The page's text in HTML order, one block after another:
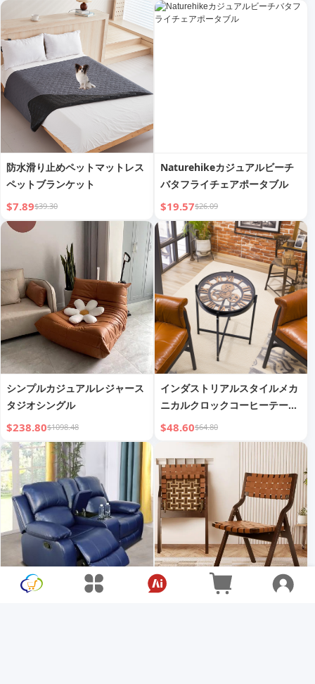
防水滑り止めペットマットレス
ペットブランケット
$7.89$39.30
Naturehikeカジュアルビーチ
バタフライチェアポータブル
$19.57$26.09
シンプルカジュアルレジャース
タジオシングル
$238.80$1098.48
インダストリアルスタイルメカ
ニカルクロックコーヒーテーブ
ル
$48.60$64.80